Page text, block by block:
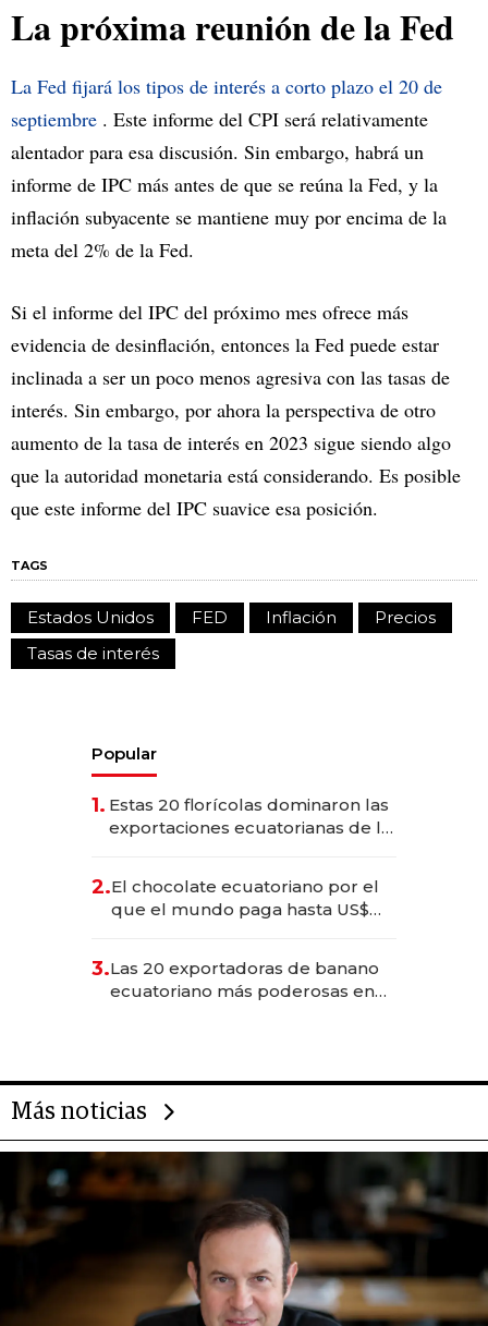
La próxima reunión de la Fed
La Fed fijará los tipos de interés a corto plazo el 20 de
septiembre . Este informe del CPI será relativamente
alentador para esa discusión. Sin embargo, habrá un
informe de IPC más antes de que se reúna la Fed, y la
inflación subyacente se mantiene muy por encima de la
meta del 2% de la Fed.
Si el informe del IPC del próximo mes ofrece más
evidencia de desinflación, entonces la Fed puede estar
inclinada a ser un poco menos agresiva con las tasas de
interés. Sin embargo, por ahora la perspectiva de otro
aumento de la tasa de interés en 2023 sigue siendo algo
que la autoridad monetaria está considerando. Es posible
que este informe del IPC suavice esa posición.
TAGS
Estados Unidos FED Inflación
Precios
Tasas de interés
Popular
1. Estas 20 florícolas dominaron las
exportaciones ecuatorianas de la
2.El chocolate ecuatoriano por el
que el mundo paga hasta US$
3.Las 20 exportadoras de banano
ecuatoriano más poderosas en
Más noticias